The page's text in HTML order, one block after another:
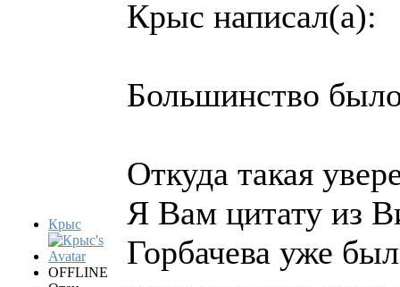
Крыс
OFFLINE
Крыс написал(а):
Большинство
Откуда такая
Я Вам цитату из
Горбачева уже